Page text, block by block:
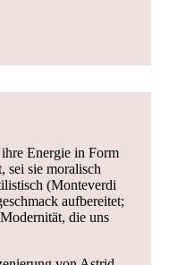
Energie in Form
sei sie moralisch
(Monteverdi
aufbereitet;
die uns